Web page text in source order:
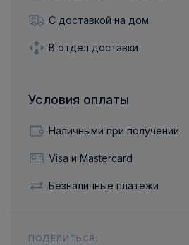
С доставкой на дом
В отдел доставки
Условия оплаты
Наличными при получении
Visa и Mastercard
Безналичные платежи
ПОДЕЛИТЬСЯ: